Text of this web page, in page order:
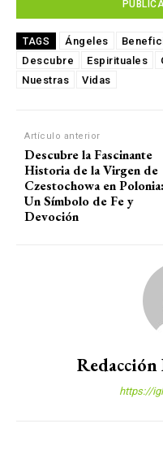
TAGS Ángeles
Descubre
Espirituales
Nuestras
Vidas
Artículo anterior
Descubre la Fascinante
Historia de la Virgen de
Czestochowa en Polonia:
Un Símbolo de Fe y
Devoción
Redacción
https://